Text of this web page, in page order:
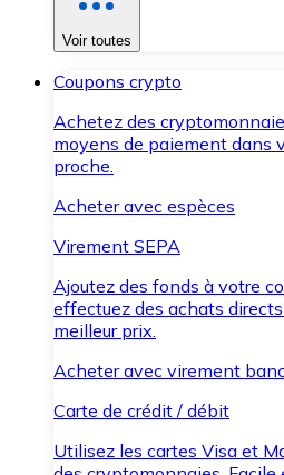
Voir toutes
Coupons crypto
Achetez des
moyens de paiement dans
proche.
Acheter avec espèces
Virement SEPA
Ajoutez des fonds à votre
effectuez des achats
meilleur prix.
Acheter avec virement
Carte de crédit / débit
Utilisez les cartes Visa et